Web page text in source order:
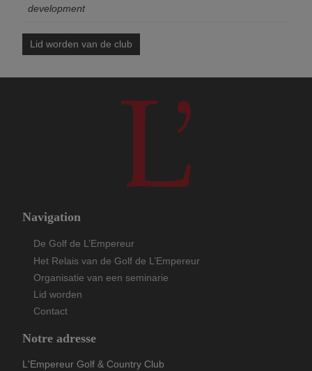
Ons team
Corporate
Missies & waarden
Foto’s
Contact
Partners
development
Lid worden van de club
Navigation
De Golf de L’Empereur
Het Relais van de Golf de L’Empereur
Organisatie van een seminarie
Lid worden
Contact
Notre adresse
L'Empereur Golf & Country Club